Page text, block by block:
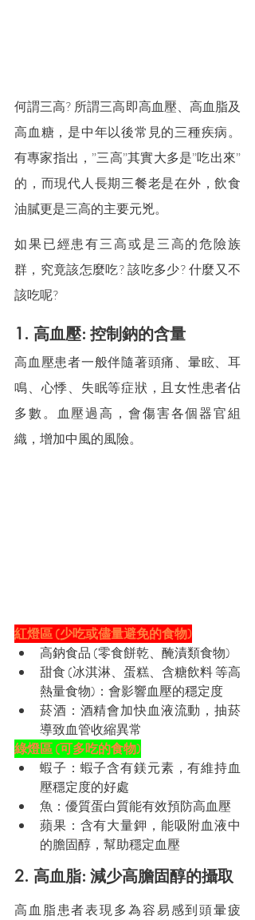
何謂三高? 所謂三高即高血壓、高血脂及
高血糖，是中年以後常見的三種疾病。
有專家指出，”三高”其實大多是”吃出來”
的，而現代人長期三餐老是在外，飲食
油膩更是三高的主要元兇。
如果已經患有三高或是三高的危險族
群，究竟該怎麼吃? 該吃多少? 什麼又不
該吃呢?
1. 高血壓: 控制鈉的含量
高血壓患者一般伴隨著頭痛、暈眩、耳
鳴、心悸、失眠等症狀，且女性患者佔
多數。血壓過高，會傷害各個器官組
織，增加中風的風險。
紅燈區 (少吃或儘量避免的食物)
高鈉食品 (零食餅乾、醃漬類食物)
甜食 (冰淇淋、蛋糕、含糖飲料 等高
熱量食物)：會影響血壓的穩定度
菸酒：酒精會加快血液流動，抽菸
導致血管收縮異常
綠燈區 (可多吃的食物)
蝦子：蝦子含有鎂元素，有維持血
壓穩定度的好處
魚：優質蛋白質能有效預防高血壓
蘋果：含有大量鉀，能吸附血液中
的膽固醇，幫助穩定血壓
2. 高血脂: 減少高膽固醇的攝取
高血脂患者表現多為容易感到頭暈疲